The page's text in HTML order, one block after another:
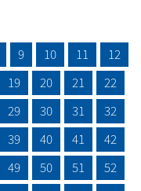
9 10 11
12
19 20 21
22
29 30 31
32
39 40 41
42
49 50 51
52